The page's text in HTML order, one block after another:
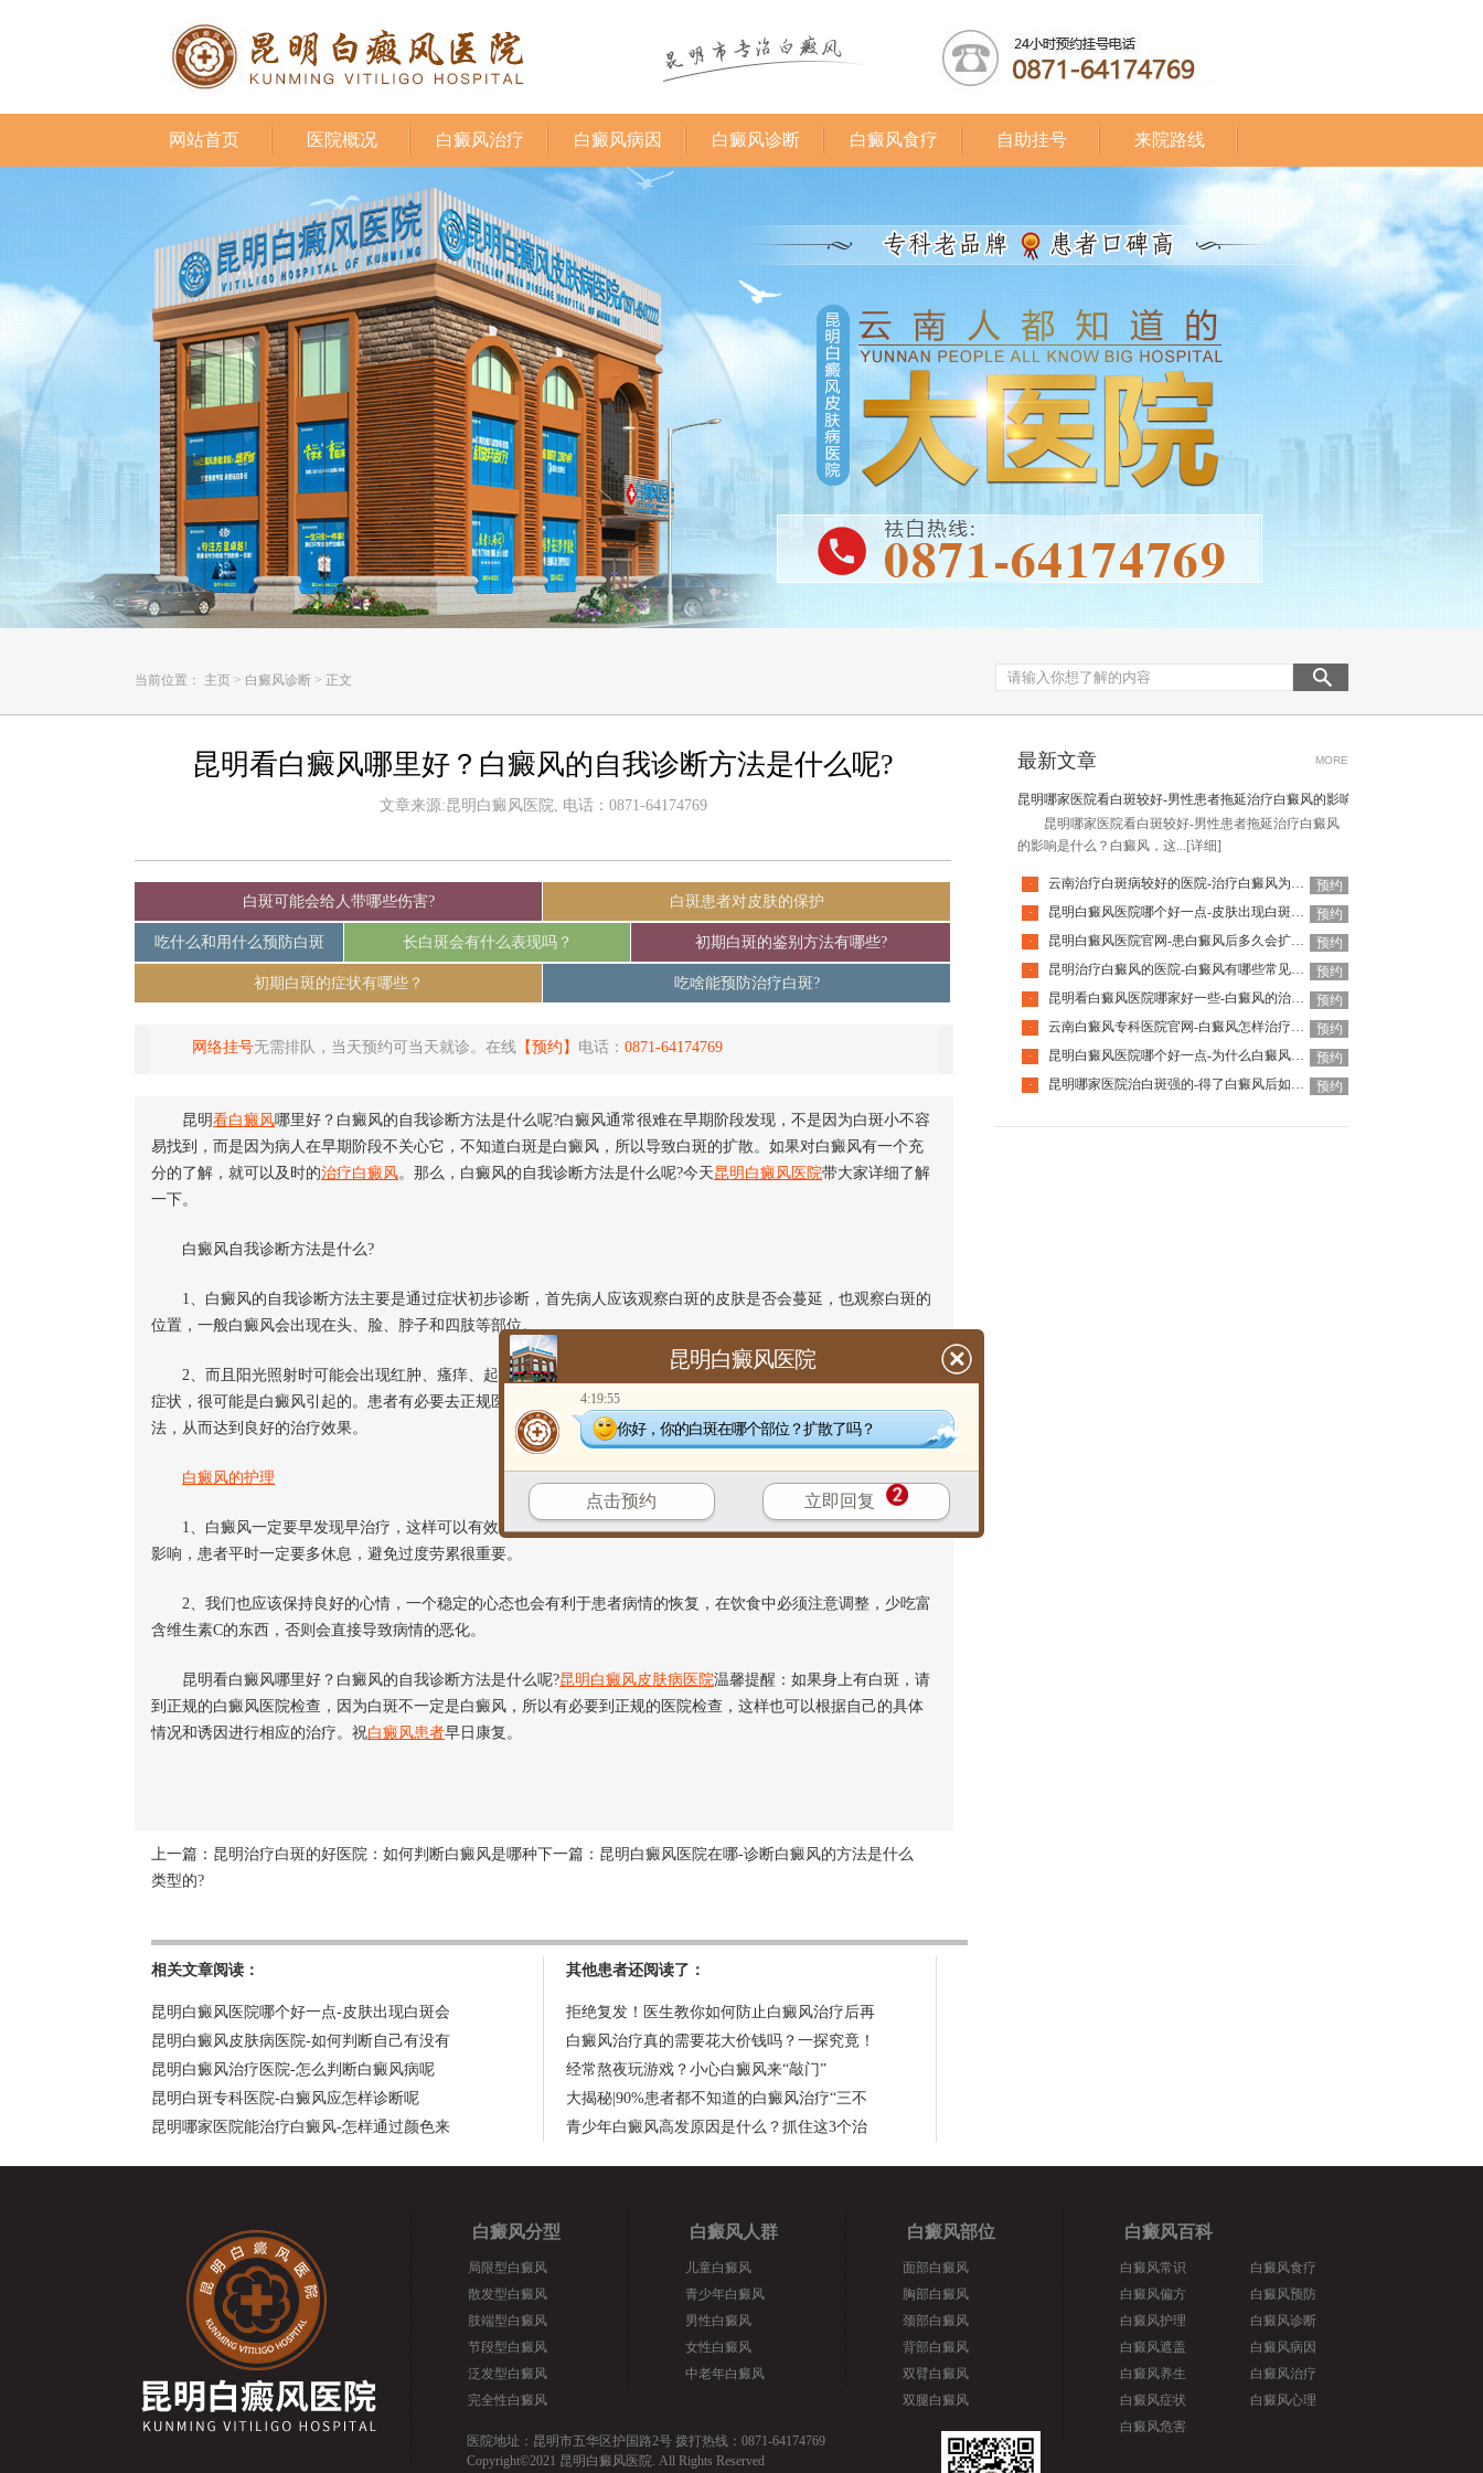
网站首页 医院概况 白癜风治疗 白癜风病因 白癜风诊断 白癜风食疗 自助挂号 来院路线
当前位置： 主页 > 白癜风诊断 > 正文
昆明看白癜风哪里好？白癜风的自我诊断方法是什么呢?
文章来源:昆明白癜风医院, 电话：0871-64174769
白斑可能会给人带哪些伤害? 白斑患者对皮肤的保护
吃什么和用什么预防白斑 长白斑会有什么表现吗？ 初期白斑的鉴别方法有哪些?
初期白斑的症状有哪些？ 吃啥能预防治疗白斑?
网络挂号无需排队，当天预约可当天就诊。在线 【预约】 电话： 0871-64174769
昆明看白癜风哪里好？白癜风的自我诊断方法是什么呢?白癜风通常很难在早期阶段发现，不是因为白斑小不容
易找到，而是因为病人在早期阶段不关心它，不知道白斑是白癜风，所以导致白斑的扩散。如果对白癜风有一个充
分的了解，就可以及时的治疗白癜风。那么，白癜风的自我诊断方法是什么呢?今天昆明白癜风医院带大家详细了解
一下。
白癜风自我诊断方法是什么?
1、白癜风的自我诊断方法主要是通过症状初步诊断，首先病人应该观察白斑的皮肤是否会蔓延，也观察白斑的
位置，一般白癜风会出现在头、脸、脖子和四肢等部位。
2、而且阳光照射时可能会出现红肿、瘙痒、起泡等现象。白斑的位置和正常皮肤的边界更明显。如果出现这些
症状，很可能是白癜风引起的。患者有必要去正规医院进行更详细的检查。确诊后，根据病情选择合适的治疗方
法，从而达到良好的治疗效果。
白癜风的护理
1、白癜风一定要早发现早治疗，这样可以有效避免病情进一步扩散，也就不会给病情恢复和身体健康造成很大
影响，患者平时一定要多休息，避免过度劳累很重要。
2、我们也应该保持良好的心情，一个稳定的心态也会有利于患者病情的恢复，在饮食中必须注意调整，少吃富
含维生素C的东西，否则会直接导致病情的恶化。
昆明看白癜风哪里好？白癜风的自我诊断方法是什么呢?昆明白癜风皮肤病医院温馨提醒：如果身上有白斑，请
到正规的白癜风医院检查，因为白斑不一定是白癜风，所以有必要到正规的医院检查，这样也可以根据自己的具体
情况和诱因进行相应的治疗。祝白癜风患者早日康复。
上一篇： 昆明治疗白斑的好医院：如何判断白癜风是哪种
类型的?
下一篇： 昆明白癜风医院在哪-诊断白癜风的方法是什么
相关文章阅读：
昆明白癜风医院哪个好一点-皮肤出现白斑会
昆明白癜风皮肤病医院-如何判断自己有没有
昆明白癜风治疗医院-怎么判断白癜风病呢
昆明白斑专科医院-白癜风应怎样诊断呢
昆明哪家医院能治疗白癜风-怎样通过颜色来
其他患者还阅读了：
拒绝复发！医生教你如何防止白癜风治疗后再
白癜风治疗真的需要花大价钱吗？一探究竟！
经常熬夜玩游戏？小心白癜风来“敲门”
大揭秘|90%患者都不知道的白癜风治疗“三不
青少年白癜风高发原因是什么？抓住这3个治
最新文章 MORE
昆明哪家医院看白斑较好-男性患者拖延治疗白癜风的影响是什么
昆明哪家医院看白斑较好-男性患者拖延治疗白癜风
的影响是什么？白癜风，这... [详细]
· 云南治疗白斑病较好的医院-治疗白癜风为何如此难呢
预约
·
昆明白癜风医院哪个好一点-皮肤出现白斑会是白癜风吗
预约
·
昆明白癜风医院官网-患白癜风后多久会扩散呢
预约
·
昆明治疗白癜风的医院-白癜风有哪些常见谣言呢
预约
·
昆明看白癜风医院哪家好一些-白癜风的治疗要注意什么呢
预约
·
云南白癜风专科医院官网-白癜风怎样治疗才科学呢
预约
·
昆明白癜风医院哪个好一点-为什么白癜风治疗周期那么长呢
预约
·
昆明哪家医院治白斑强的-得了白癜风后如何调节心理问题呢 预约
白癜风分型
局限型白癜风
散发型白癜风
肢端型白癜风
节段型白癜风
泛发型白癜风
完全性白癜风
白癜风人群
儿童白癜风
青少年白癜风
男性白癜风
女性白癜风
中老年白癜风
白癜风部位
面部白癜风
胸部白癜风
颈部白癜风
背部白癜风
双臂白癜风
双腿白癜风
白癜风百科
白癜风常识
白癜风偏方
白癜风护理
白癜风遮盖
白癜风养生
白癜风症状
白癜风危害
白癜风食疗
白癜风预防
白癜风诊断
白癜风病因
白癜风治疗
白癜风心理
医院地址：昆明市五华区护国路2号 拨打热线：0871-64174769
Copyright©2021 昆明白癜风医院. All Rights Reserved
昆明白癜风医院
4:19:55
你好，你的白斑在哪个部位？扩散了吗？
点击预约 立即回复